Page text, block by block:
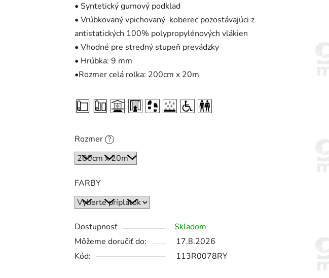
• Syntetický gumový podklad
• Vrúbkovaný vpichovaný koberec pozostávajúci z
antistatických 100% polypropylénových vlákien
• Vhodné pre stredný stupeň prevádzky
• Hrúbka: 9 mm
•Rozmer celá rolka: 200cm x 20m
Rozmer ?
FARBY
Dostupnosť
Skladom
Môžeme doručiť do:
17.8.2026
Kód:
113R0078RY